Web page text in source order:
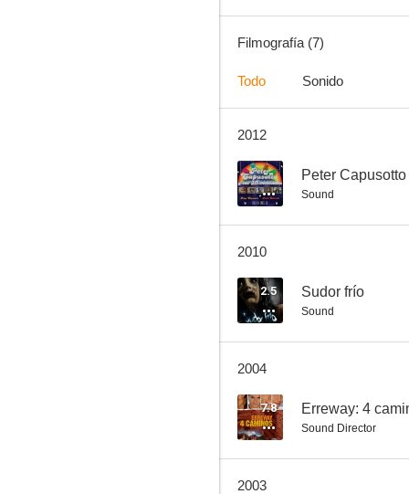
Filmografía (7)
Todo Sonido
2012
-- Peter
Sound
2010
2.5 Sudor frío
Sound
2004
7.8 Erreway: 4
Sound Director
2003